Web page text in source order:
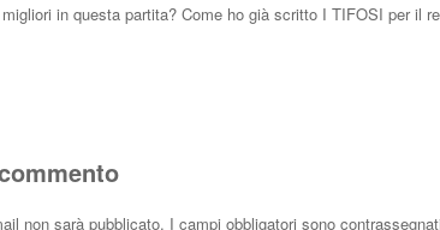
in questa partita? Come ho già scritto I TIFOSI per il
non sarà pubblicato. I campi obbligatori sono contrassegnati